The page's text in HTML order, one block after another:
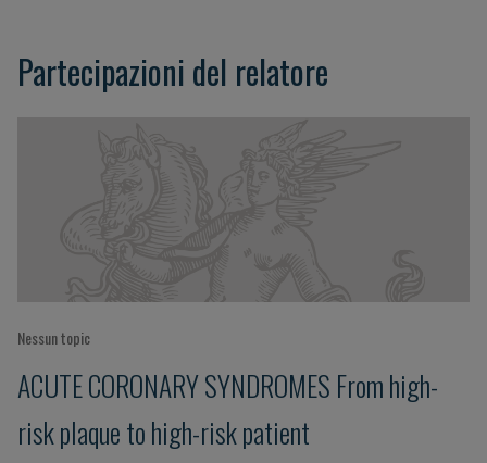
Partecipazioni del relatore
Nessun topic
ACUTE CORONARY SYNDROMES From high-
risk plaque to high-risk patient